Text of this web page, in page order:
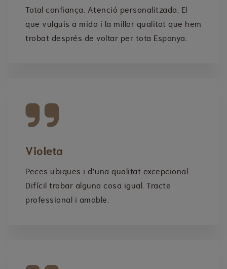
Total confiança. Atenció personalitzada. El
que vulguis a mida i la millor qualitat que hem
trobat després de voltar per tota Espanya.
Violeta
Peces ubiques i d’una qualitat excepcional.
Difícil trobar alguna cosa igual. Tracte
professional i amable.